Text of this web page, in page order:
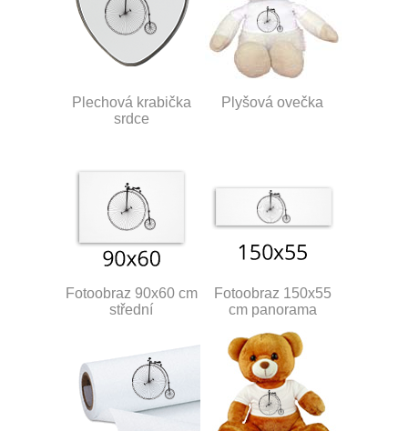
Plechová krabička
srdce
Plyšová ovečka
Fotoobraz 90x60 cm
střední
Fotoobraz 150x55
cm panorama